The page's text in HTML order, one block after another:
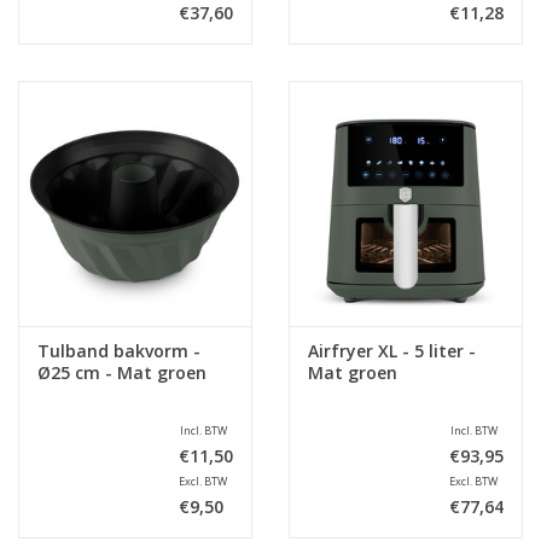
€37,60 €11,28
Tulband bakvorm -
Ø25 cm - Mat groen
Incl. BTW
€11,50
Excl. BTW
€9,50
Airfryer XL - 5 liter -
Mat groen
Incl. BTW
€93,95
Excl. BTW
€77,64